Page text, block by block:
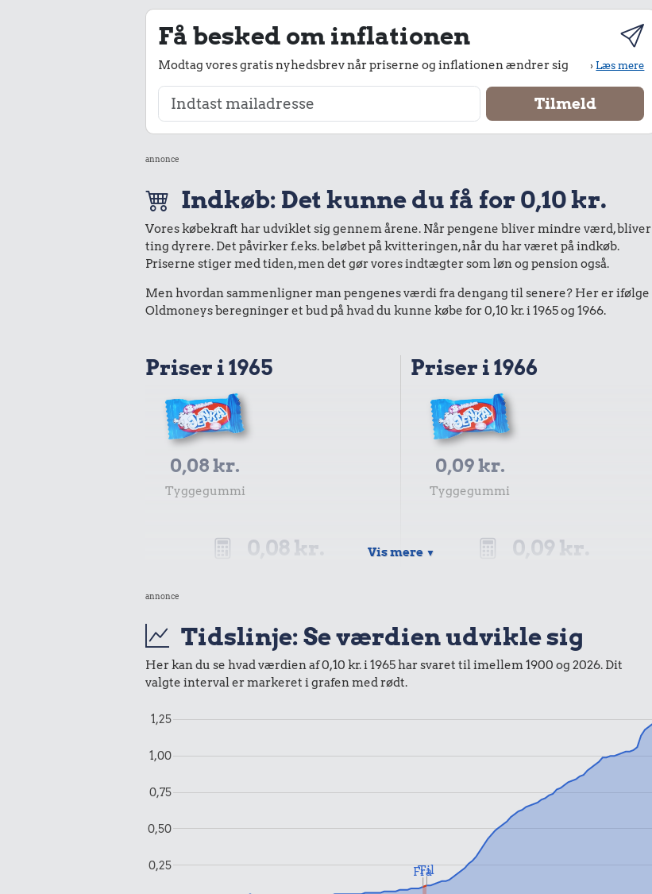
Få besked om inflationen
Modtag vores gratis nyhedsbrev når priserne og inflationen ændrer sig ›Læs mere
annonce
Indkøb: Det kunne du få for 0,10 kr.
Vores købekraft har udviklet sig gennem årene. Når pengene bliver mindre værd, bliver
ting dyrere. Det påvirker f.eks. beløbet på kvitteringen, når du har været på indkøb.
Priserne stiger med tiden, men det gør vores indtægter som løn og pension også.
Men hvordan sammenligner man pengenes værdi fra dengang til senere? Her er ifølge
Oldmoneys beregninger et bud på hvad du kunne købe for 0,10 kr. i 1965 og 1966.
Priser i 1965
0,08 kr.
Tyggegummi
0,08 kr.
Priser i 1966
0,09 kr.
Tyggegummi
0,09 kr.
Oldmoney. Priser i datidskroner er på baggrund af forbrugerprisindekset fra Danmarks Statistik.
Vis mere ▼
annonce
Tidslinje: Se værdien udvikle sig
Her kan du se hvad værdien af 0,10 kr. i 1965 har svaret til imellem 1900 og 2026. Dit
valgte interval er markeret i grafen med rødt.
0,25
0,50
0,75
1,00
1,25
Fra
Til